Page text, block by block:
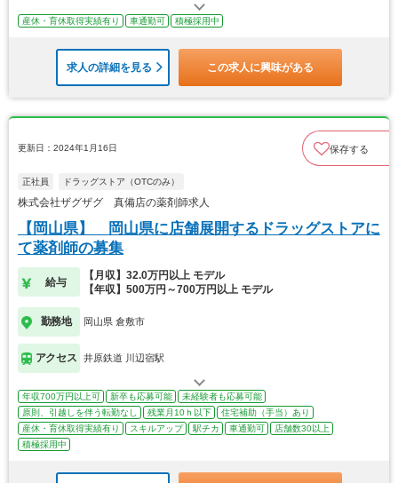
産休・育休取得実績有り 車通勤可 積極採用中
求人の詳細を見る この求人に興味がある
更新日：2024年1月16日 保存する
正社員 ドラッグストア（OTCのみ）
株式会社ザグザグ 真備店の薬剤師求人
【岡山県】 岡山県に店舗展開するドラッグストアに
て薬剤師の募集
給与
【月収】32.0万円以上 モデル
【年収】500万円～700万円以上 モデル
勤務地 岡山県 倉敷市
アクセス 井原鉄道 川辺宿駅
年収700万円以上可 新卒も応募可能
未経験者も応募可能
原則、引越しを伴う転勤なし
残業月10ｈ以下
住宅補助（手当）あり
産休・育休取得実績有り
スキルアップ 駅チカ 車通勤可
店舗数30以上
積極採用中